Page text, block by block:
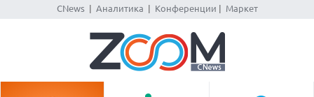
CNews| Аналитика Конференции Маркет